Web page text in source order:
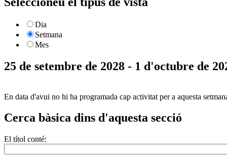
Dia
Setmana
Mes
25 de setembre de 2028 - 1 d'octubre de
En data d'avui no hi ha programada cap activitat per a aquesta
Cerca bàsica dins d'aquesta secció
El títol conté: